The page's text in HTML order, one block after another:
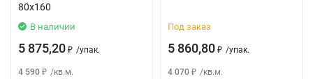
80x160
В наличии
5 875,20 ₽ /упак.
4 590 ₽ /кв.м.
Под заказ
5 860,80 ₽ /упак.
4 070 ₽ /кв.м.